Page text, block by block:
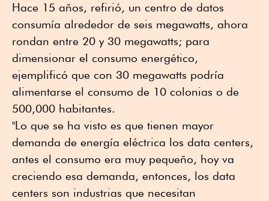
Hace 15 años, refirió, un centro de datos
consumía alrededor de seis megawatts, ahora
rondan entre 20 y 30 megawatts; para
dimensionar el consumo energético,
ejemplificó que con 30 megawatts podría
alimentarse el consumo de 10 colonias o de
500,000 habitantes.
"Lo que se ha visto es que tienen mayor
demanda de energía eléctrica los data centers,
antes el consumo era muy pequeño, hoy va
creciendo esa demanda, entonces, los data
centers son industrias que necesitan